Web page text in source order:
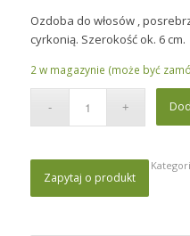
Ozdoba do włosów ,
cyrkonią. Szerokość ok. 6 cm.
2 w magazynie (może być
Zapytaj o produkt